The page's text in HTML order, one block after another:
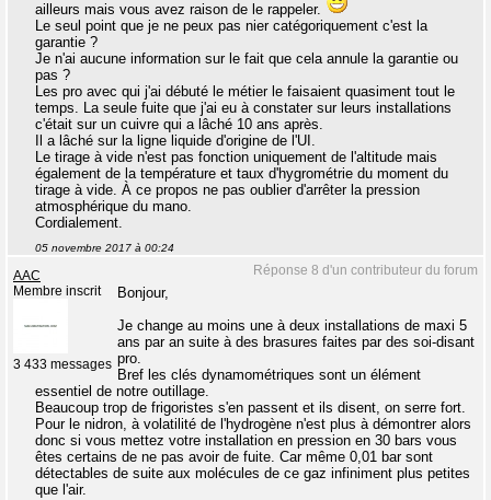
ailleurs mais vous avez raison de le rappeler.
Le seul point que je ne peux pas nier catégoriquement c'est la
garantie ?
Je n'ai aucune information sur le fait que cela annule la garantie ou
pas ?
Les pro avec qui j'ai débuté le métier le faisaient quasiment tout le
temps. La seule fuite que j'ai eu à constater sur leurs installations
c'était sur un cuivre qui a lâché 10 ans après.
Il a lâché sur la ligne liquide d'origine de l'UI.
Le tirage à vide n'est pas fonction uniquement de l'altitude mais
également de la température et taux d'hygrométrie du moment du
tirage à vide. À ce propos ne pas oublier d'arrêter la pression
atmosphérique du mano.
Cordialement.
05 novembre 2017 à 00:24
Réponse 8 d'un contributeur du forum
AAC
Membre inscrit
3 433 messages
Bonjour,
Je change au moins une à deux installations de maxi 5
ans par an suite à des brasures faites par des soi-disant
pro.
Bref les clés dynamométriques sont un élément
essentiel de notre outillage.
Beaucoup trop de frigoristes s'en passent et ils disent, on serre fort.
Pour le nidron, à volatilité de l'hydrogène n'est plus à démontrer alors
donc si vous mettez votre installation en pression en 30 bars vous
êtes certains de ne pas avoir de fuite. Car même 0,01 bar sont
détectables de suite aux molécules de ce gaz infiniment plus petites
que l'air.